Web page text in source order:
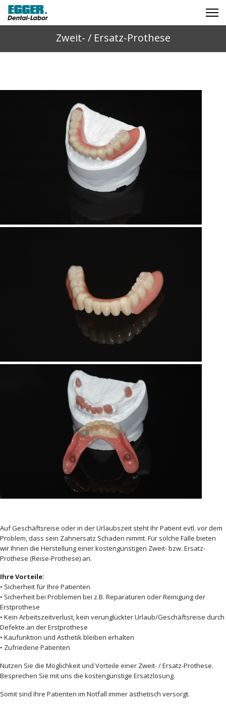
Zweit- / Ersatz-Prothese
Auf Geschäftsreise oder in der Urlaubszeit steht Ihr Patient evtl. vor dem
Problem, dass sein Zahnersatz Schaden nimmt. Für solche Fälle bieten
wir Ihnen die Herstellung einer kostengünstigen Zweit- bzw. Ersatz-
Prothese (Reise-Prothese) an.
Ihre Vorteile:
• Sicherheit für Ihre Patienten
• Sicherheit bei Problemen bei z.B. Reparaturen oder Reinigung der
Erstprothese
• Kein Arbeitszeitverlust, kein verunglückter Urlaub/Geschäftsreise durch
Defekte an der Erstprothese
• Kaufunktion und Ästhetik bleiben erhalten
• Zufriedene Patienten
Nutzen Sie die Möglichkeit und Vorteile einer Zweit- / Ersatz-Prothese.
Besprechen Sie mit uns die kostengünstige Ersatzlösung.
Somit sind Ihre Patienten im Notfall immer ästhetisch versorgt.